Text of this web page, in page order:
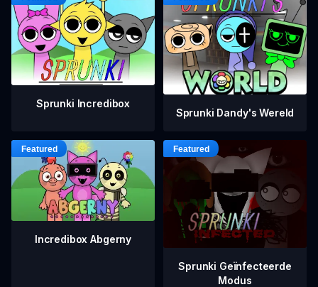
Sprunki Incredibox
Sprunki Dandy's Wereld
Incredibox Abgerny
Sprunki Geïnfecteerde
Modus